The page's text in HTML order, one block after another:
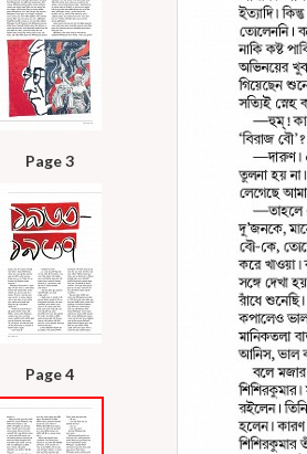
Page 3
Page 4